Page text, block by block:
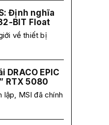
Định nghĩa
BIT Float
về thiết bị
EPIC
RTX 5080
lập, MSI đã chính